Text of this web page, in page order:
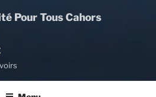
Pour Tous Cahors